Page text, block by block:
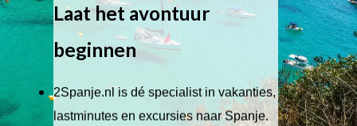
Laat het avontuur
beginnen
2Spanje.nl is dé specialist in vakanties,
lastminutes en excursies naar Spanje.